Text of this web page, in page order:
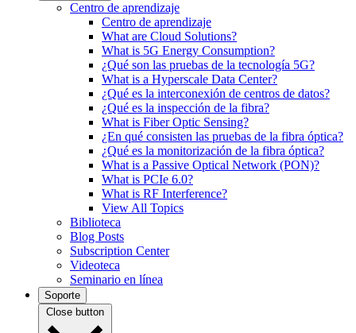
Centro de aprendizaje
Centro de aprendizaje
What are Cloud Solutions?
What is 5G Energy Consumption?
¿Qué son las pruebas de la tecnología 5G?
What is a Hyperscale Data Center?
¿Qué es la interconexión de centros de datos?
¿Qué es la inspección de la fibra?
What is Fiber Optic Sensing?
¿En qué consisten las pruebas de la fibra óptica?
¿Qué es la monitorización de la fibra óptica?
What is a Passive Optical Network (PON)?
What is PCIe 6.0?
What is RF Interference?
View All Topics
Biblioteca
Blog Posts
Subscription Center
Videoteca
Seminario en línea
Soporte
Close button